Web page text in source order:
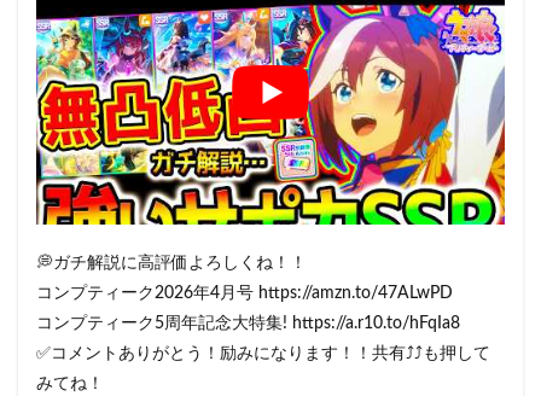
💭ガチ解説に高評価よろしくね！！
コンプティーク2026年4月号 https://amzn.to/47ALwPD
コンプティーク5周年記念大特集! https://a.r10.to/hFqIa8
✅コメントありがとう！励みになります！！共有⤴⤴も押して
みてね！